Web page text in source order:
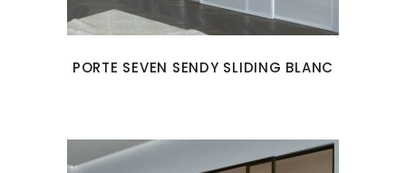
PORTE SEVEN SENDY SLIDING BLANC